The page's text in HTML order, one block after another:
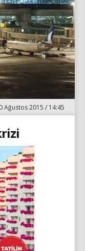
Ağustos 2015 / 14:45